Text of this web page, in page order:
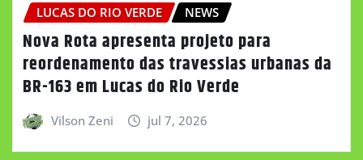
LUCAS DO RIO VERDE NEWS
Nova Rota apresenta projeto para
reordenamento das travessias urbanas da
BR-163 em Lucas do Rio Verde
Vilson Zeni jul 7, 2026